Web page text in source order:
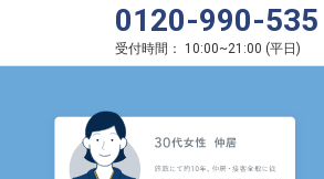
0120-990-535
受付時間： 10:00~21:00 (平日 )